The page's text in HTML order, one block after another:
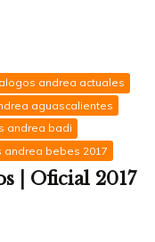
andrea actuales
aguascalientes
andrea badi
andrea bebes 2017
| Oficial 2017